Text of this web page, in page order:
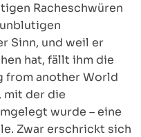
Racheschwüren
Sinn, und weil er
hat, fällt ihm die
from another World
mit der die
wurde – eine
Zwar erschrickt sich